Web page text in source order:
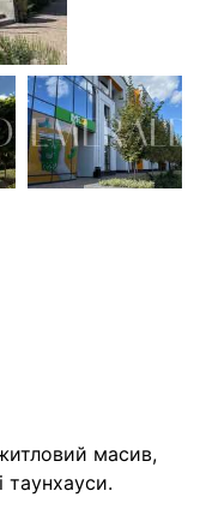
масив,
таунхауси.